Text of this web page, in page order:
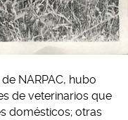
NARPAC, hubo
de veterinarios que
domésticos; otras